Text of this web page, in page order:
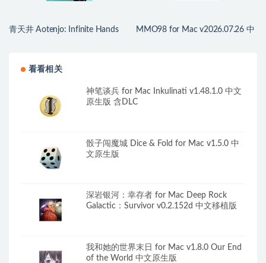
青天井 Aotenjo: Infinite Hands
MMO98 for Mac v2026.07.26 中
看看相关
神笔谈兵 for Mac Inkulinati v1.48.1.0 中文
原生版 含DLC
骰子闯魔城 Dice & Fold for Mac v1.5.0 中
文原生版
深岩银河：幸存者 for Mac Deep Rock
Galactic：Survivor v0.2.152d 中文移植版
我和她的世界末日 for Mac v1.8.0 Our End
of the World 中文原生版